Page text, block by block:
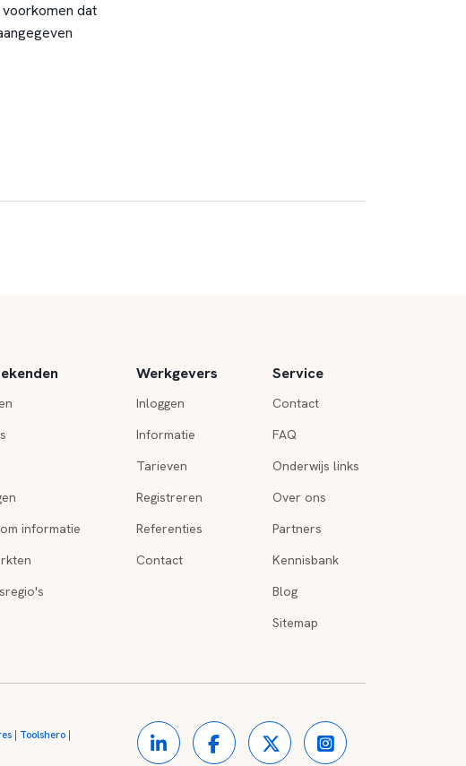
dat
informatie
Werkgevers
Inloggen
Informatie
Tarieven
Registreren
Referenties
Contact
Service
Contact
FAQ
Onderwijs links
Over ons
Partners
Kennisbank
Blog
Sitemap
| Toolshero|